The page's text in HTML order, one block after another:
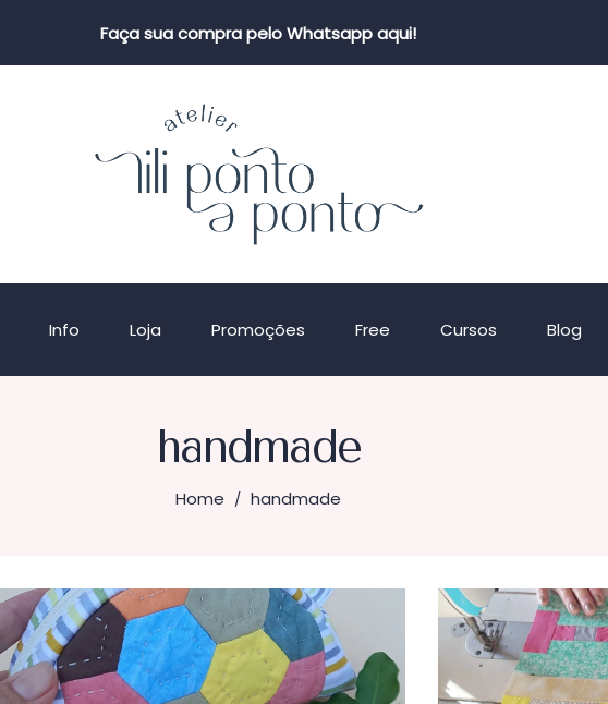
Faça sua compra pelo Whatsapp aqui!
Info Loja Promoções Free Cursos Blog
handmade
Home / handmade